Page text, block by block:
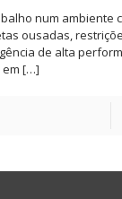
num ambiente
ousadas,
de alta
[…]